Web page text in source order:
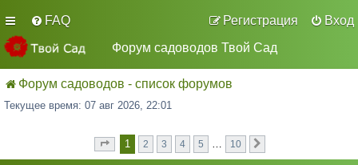
FAQ Вход
Регистрация
Форум садоводов Твой Сад
Форум садоводов - список форумов
Текущее время: 07 авг 2026, 22:01
Страница 1из 10
1 2 3 4 5 … 10